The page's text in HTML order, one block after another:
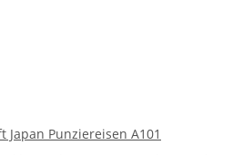
Japan Punziereisen A101